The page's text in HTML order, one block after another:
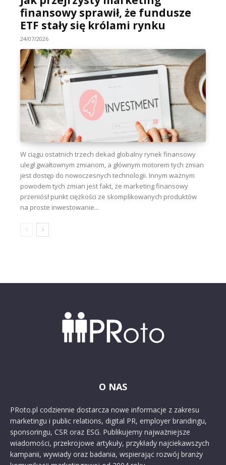
finansowy sprawił, że fundusze
ETF stały się królami rynku
24/07/2026
W ciągu ostatnich trzech dekad globalny rynek finansowy
uległ gwałtownym zmianom, a głównym motorem tych zmian
jest dostęp do nowoczesnych technologii. Innym ważnym
powodem tych zmian jest fakt, że marketing finansowy
przeniósł punkt ciężkości ze skomplikowanych produktów
na proste inwestowanie...
O NAS
PRoto.pl codziennie dostarcza nowe informacje z zakresu
marketingu i public relations, digital PR, employer brandingu,
sponsoringu, CSR oraz ESG. Publikujemy najważniejsze
wiadomości, przekrojowe artykuły, przykłady najciekawszych
kampanii, wywiady oraz badania, wspierając rozwój branży